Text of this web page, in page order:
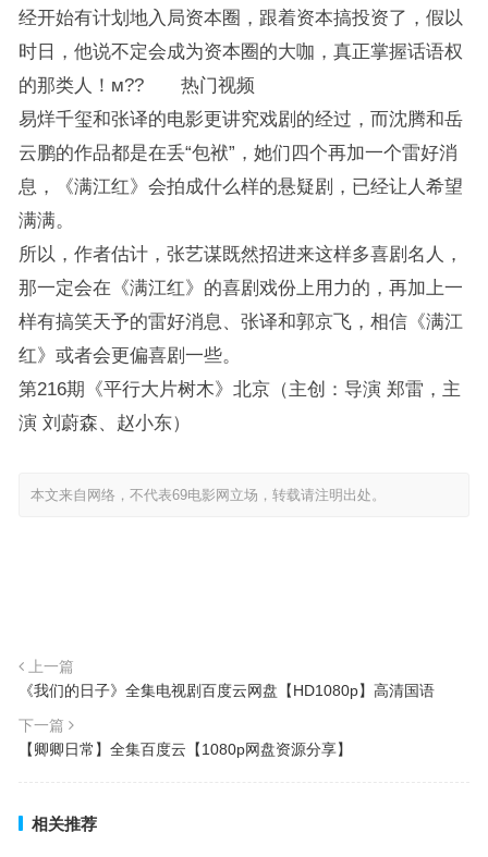
经开始有计划地入局资本圈，跟着资本搞投资了，假以
时日，他说不定会成为资本圈的大咖，真正掌握话语权
的那类人！м?? 热门视频
易烊千玺和张译的电影更讲究戏剧的经过，而沈腾和岳
云鹏的作品都是在丢“包袱”，她们四个再加一个雷好消
息，《满江红》会拍成什么样的悬疑剧，已经让人希望
满满。
所以，作者估计，张艺谋既然招进来这样多喜剧名人，
那一定会在《满江红》的喜剧戏份上用力的，再加上一
样有搞笑天予的雷好消息、张译和郭京飞，相信《满江
红》或者会更偏喜剧一些。
第216期《平行大片树木》北京（主创：导演 郑雷，主
演 刘蔚森、赵小东）
本文来自网络，不代表69电影网立场，转载请注明出处。
上一篇
《我们的日子》全集电视剧百度云网盘【HD1080p】高清国语
下一篇
【卿卿日常】全集百度云【1080p网盘资源分享】
相关推荐